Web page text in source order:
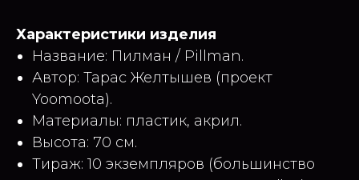
Характеристики изделия
Название: Пилман / Pillman.
Автор: Тарас Желтышев (проект
Yoomoota).
Материалы: пластик, акрил.
Высота: 70 см.
Тираж: 10 экземпляров (большинство